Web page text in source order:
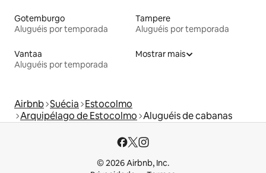
Gotemburgo
Aluguéis por temporada
Tampere
Aluguéis por temporada
Vantaa
Aluguéis por temporada
Mostrar mais
Airbnb Suécia Estocolmo
Arquipélago de Estocolmo Aluguéis de cabanas
© 2026 Airbnb, Inc.